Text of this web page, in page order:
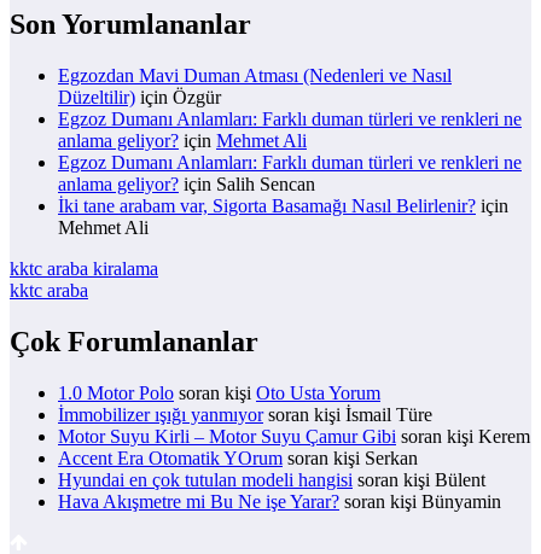
Son Yorumlananlar
Egzozdan Mavi Duman Atması (Nedenleri ve Nasıl
Düzeltilir) için Özgür
Egzoz Dumanı Anlamları: Farklı duman türleri ve renkleri ne
anlama geliyor? için Mehmet Ali
Egzoz Dumanı Anlamları: Farklı duman türleri ve renkleri ne
anlama geliyor? için Salih Sencan
İki tane arabam var, Sigorta Basamağı Nasıl Belirlenir? için
Mehmet Ali
kktc araba kiralama
kktc araba
Çok Forumlananlar
1.0 Motor Polo soran kişi Oto Usta Yorum
İmmobilizer ışığı yanmıyorsoran kişi İsmail Türe
Motor Suyu Kirli – Motor Suyu Çamur Gibi soran kişi Kerem
Accent Era Otomatik YOrum soran kişi Serkan
Hyundai en çok tutulan modeli hangisi soran kişi Bülent
Hava Akışmetre mi Bu Ne işe Yarar? soran kişi Bünyamin